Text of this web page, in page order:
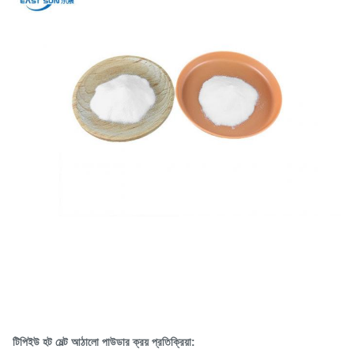
টিপিইউ হট মেল্ট আঠালো পাউডার ক্রয় প্রতিক্রিয়া: